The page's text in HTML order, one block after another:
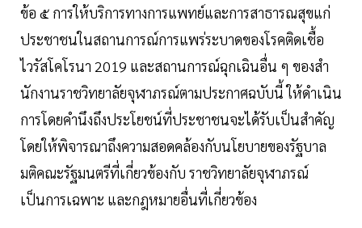
ข้อ ๕ การให้บริการทางการแพทย์และการสาธารณสุขแก่
ประชาชนในสถานการณ์การแพร่ระบาดของโรคติดเชื้อ
ไวรัสโคโรนา 2019 และสถานการณ์ฉุกเฉินอื่น ๆ ของสํา
นักงานราชวิทยาลัยจุฬาภรณ์ตามประกาศฉบับนี้ ให้ดําเนิน
การโดยคํานึงถึงประโยชน์ที่ประชาชนจะได้รับเป็นสําคัญ
โดยให้พิจารณาถึงความสอดคล้องกับนโยบายของรัฐบาล
มติคณะรัฐมนตรีที่เกี่ยวข้องกับ ราชวิทยาลัยจุฬาภรณ์
เป็นการเฉพาะ และกฎหมายอื่นที่เกี่ยวข้อง